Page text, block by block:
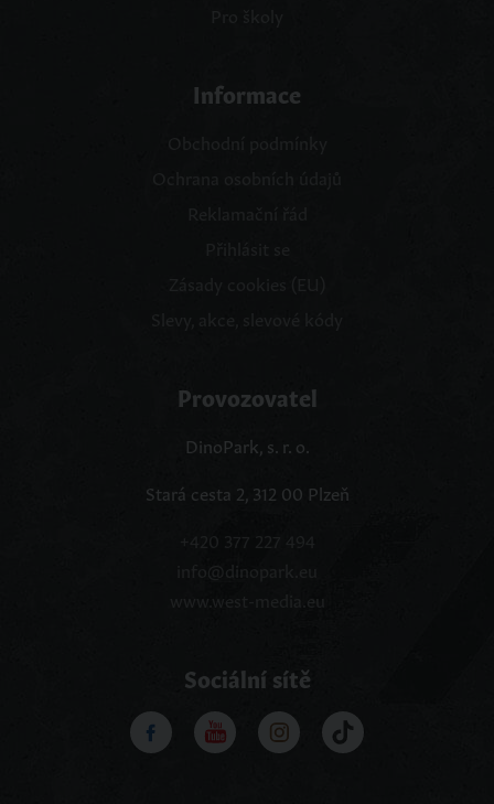
Informace
Provozovatel
DinoPark, s. r. o.
Stará cesta 2, 312 00 Plzeň
+420 377 227 494
info@dinopark.eu
Sociální sítě